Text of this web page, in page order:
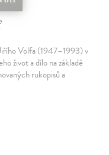
Volfa (1947–1993) v
život a dílo na základě
rukopisů a